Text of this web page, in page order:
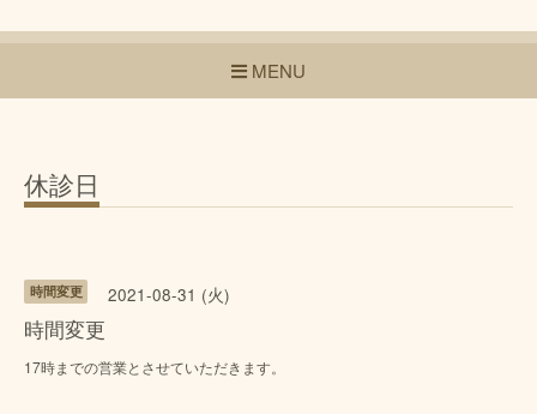
MENU
休診日
時間変更 2021-08-31 (火)
時間変更
17時までの営業とさせていただきます。